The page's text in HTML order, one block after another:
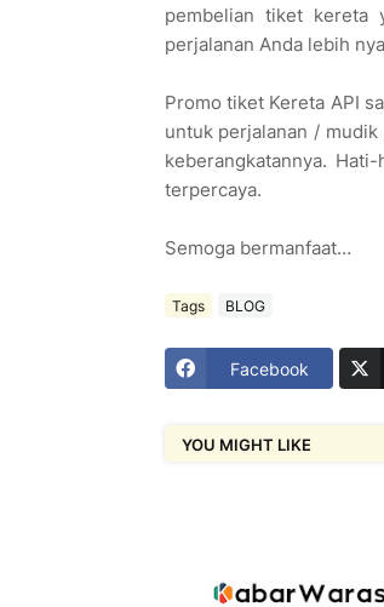
pembelian tiket kereta
perjalanan Anda lebih
Promo tiket Kereta API
untuk perjalanan /
keberangkatannya.
terpercaya.
Semoga bermanfaat…
Tags BLOG
Facebook
YOU MIGHT LIKE